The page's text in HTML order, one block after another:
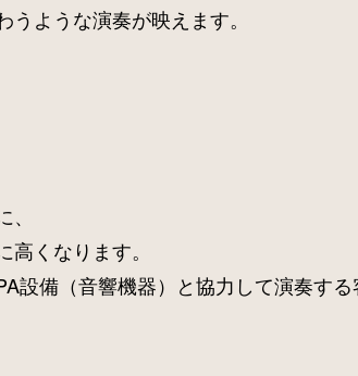
ような演奏が映えます。
くなります。
設備（音響機器）と協力して演奏する